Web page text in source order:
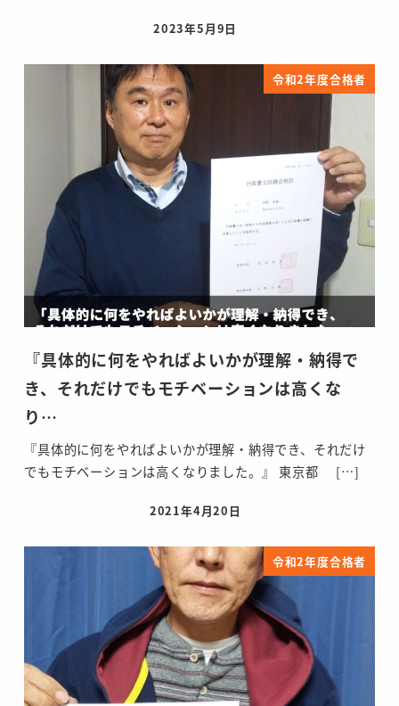
投稿日
2023年5月9日
令和2年度合格者
『具体的に何をやればよいかが理解・納得で
き、それだけでもモチベーションは高くな
り…
『具体的に何をやればよいかが理解・納得でき、それだけ
でもモチベーションは高くなりました。』 東京都 […]
投稿日
2021年4月20日
令和2年度合格者